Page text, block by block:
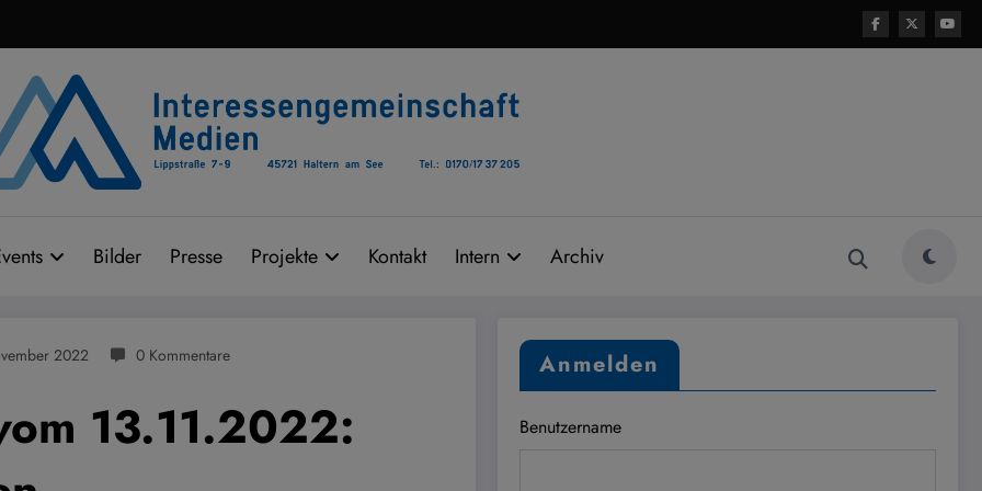
Bilder Presse Projekte Kontakt Intern Archiv
2022 0 Kommentare
13.11.2022:
Anmelden
Benutzername